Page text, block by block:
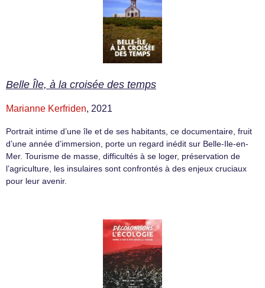
Belle Île, à la croisée des temps
Marianne Kerfriden, 2021
Portrait intime d’une île et de ses habitants, ce documentaire, fruit
d’une année d’immersion, porte un regard inédit sur Belle-Ile-en-
Mer. Tourisme de masse, difficultés à se loger, préservation de
l’agriculture, les insulaires sont confrontés à des enjeux cruciaux
pour leur avenir.